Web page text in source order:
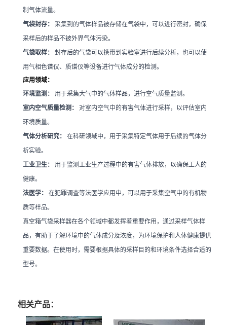
制气体流量。
气袋封存：
采集到的气体样品被存储在气袋中，可以进行密封，确保
采样后的样品不被外界气体污染。
气袋取样：
封存后的气袋可以携带到实验室进行后续分析，也可以使
用气相色谱仪、质谱仪等设备进行气体成分的检测。
应用领域：
环境监测：
用于采集大气中的气体样品，进行空气质量监测。
室内空气质量检测：
对室内空气中的有害气体进行采样，以评估室内
环境质量。
气体分析研究：
在科研领域中，用于采集特定气体用于后续的气体分
析实验。
工业卫生：
用于监测工业生产过程中的有害气体排放，以确保工人的
健康。
法医学：
在犯罪调查等法医学应用中，可以用于采集空气中的有机物
质等样品。
真空箱气袋采样器在各个领域中都发挥着重要作用，通过采样气体样
品，有助于了解环境中的气体成分及浓度，为环境保护和人体健康提供
重要数据。在使用时，需要根据具体的采样目的和环境条件选择合适的
型号。
相关产品：